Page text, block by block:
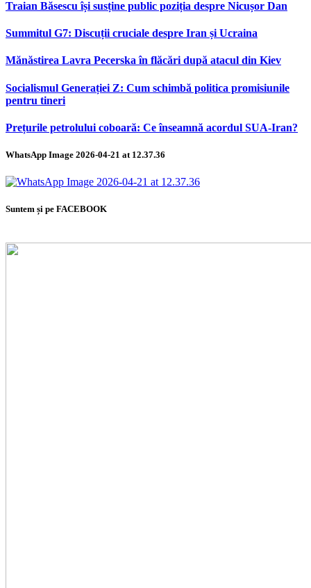
Traian Băsescu își susține public poziția despre Nicușor Dan
Summitul G7: Discuții cruciale despre Iran și Ucraina
Mănăstirea Lavra Pecerska în flăcări după atacul din Kiev
Socialismul Generației Z: Cum schimbă politica promisiunile
pentru tineri
Prețurile petrolului coboară: Ce înseamnă acordul SUA-Iran?
WhatsApp Image 2026-04-21 at 12.37.36
Suntem și pe FACEBOOK